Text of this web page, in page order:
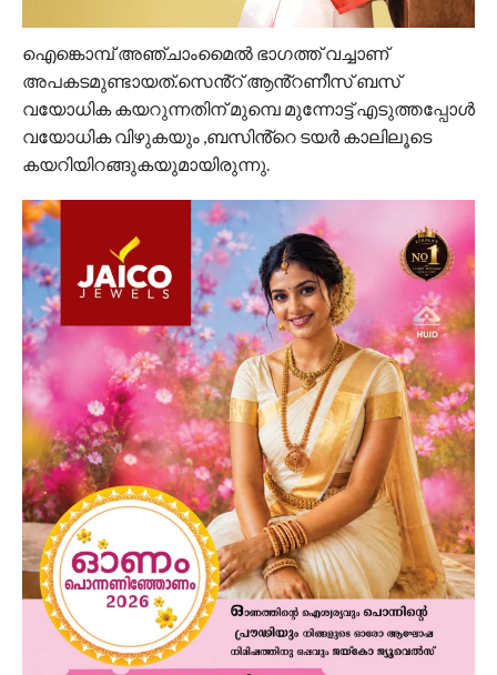
ഐങ്കൊമ്പ് അഞ്ചാംമൈൽ ഭാഗത്ത് വച്ചാണ്
അപകടമുണ്ടായത്.സെൻ്റ് ആൻ്റണീസ് ബസ്
വയോധിക കയറുന്നതിന് മുമ്പെ മുന്നോട്ട് എടുത്തപ്പോൾ
വയോധിക വിഴുകയും ,ബസിൻ്റെ ടയർ കാലിലൂടെ
കയറിയിറങ്ങുകയുമായിരുന്നു.